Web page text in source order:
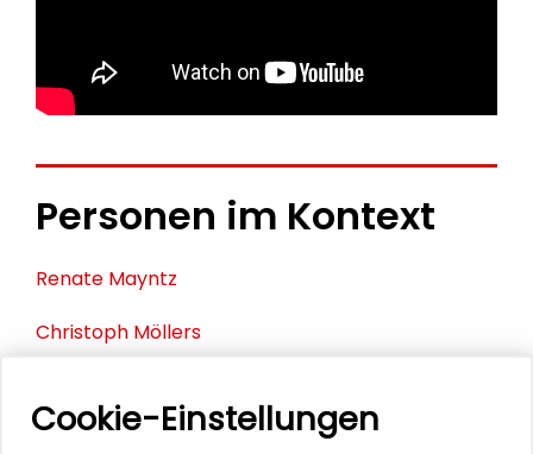
Personen im Kontext
Renate Mayntz
Christoph Möllers
Sebastian Huhnholz
Cookie-Einstellungen